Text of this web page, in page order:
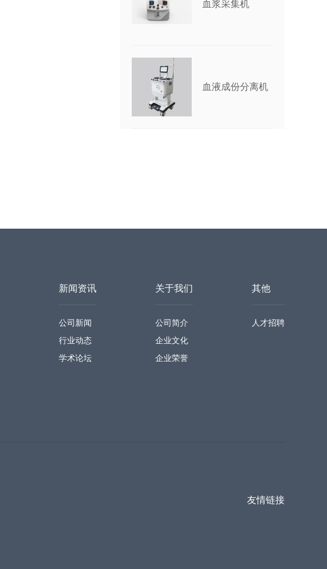
血浆采集机
血液成份分离机
其他
人才招聘
关于我们
公司简介
企业文化
企业荣誉
新闻资讯
公司新闻
行业动态
学术论坛
友情链接